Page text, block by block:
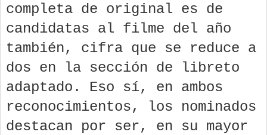
completa de original es de
candidatas al filme del año
también, cifra que se reduce a
dos en la sección de libreto
adaptado. Eso sí, en ambos
reconocimientos, los nominados
destacan por ser, en su mayor